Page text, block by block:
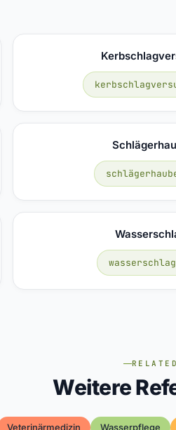
RELATED
Weitere
Veterinärmedizin Wasserpflege